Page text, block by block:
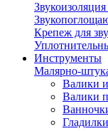
Звукоизоляция
Крепеж для
Инструменты
Малярно-
Валики
Валики
Гладилки